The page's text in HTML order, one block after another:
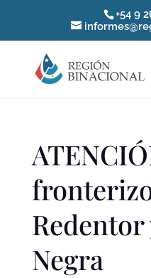
+54 9
Redentor
Negra